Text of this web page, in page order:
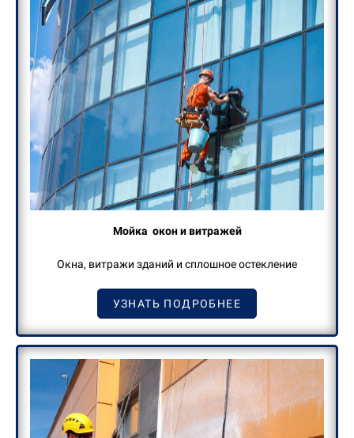
Мойка окон и витражей
Окна, витражи зданий и сплошное остекление
УЗНАТЬ ПОДРОБНЕЕ